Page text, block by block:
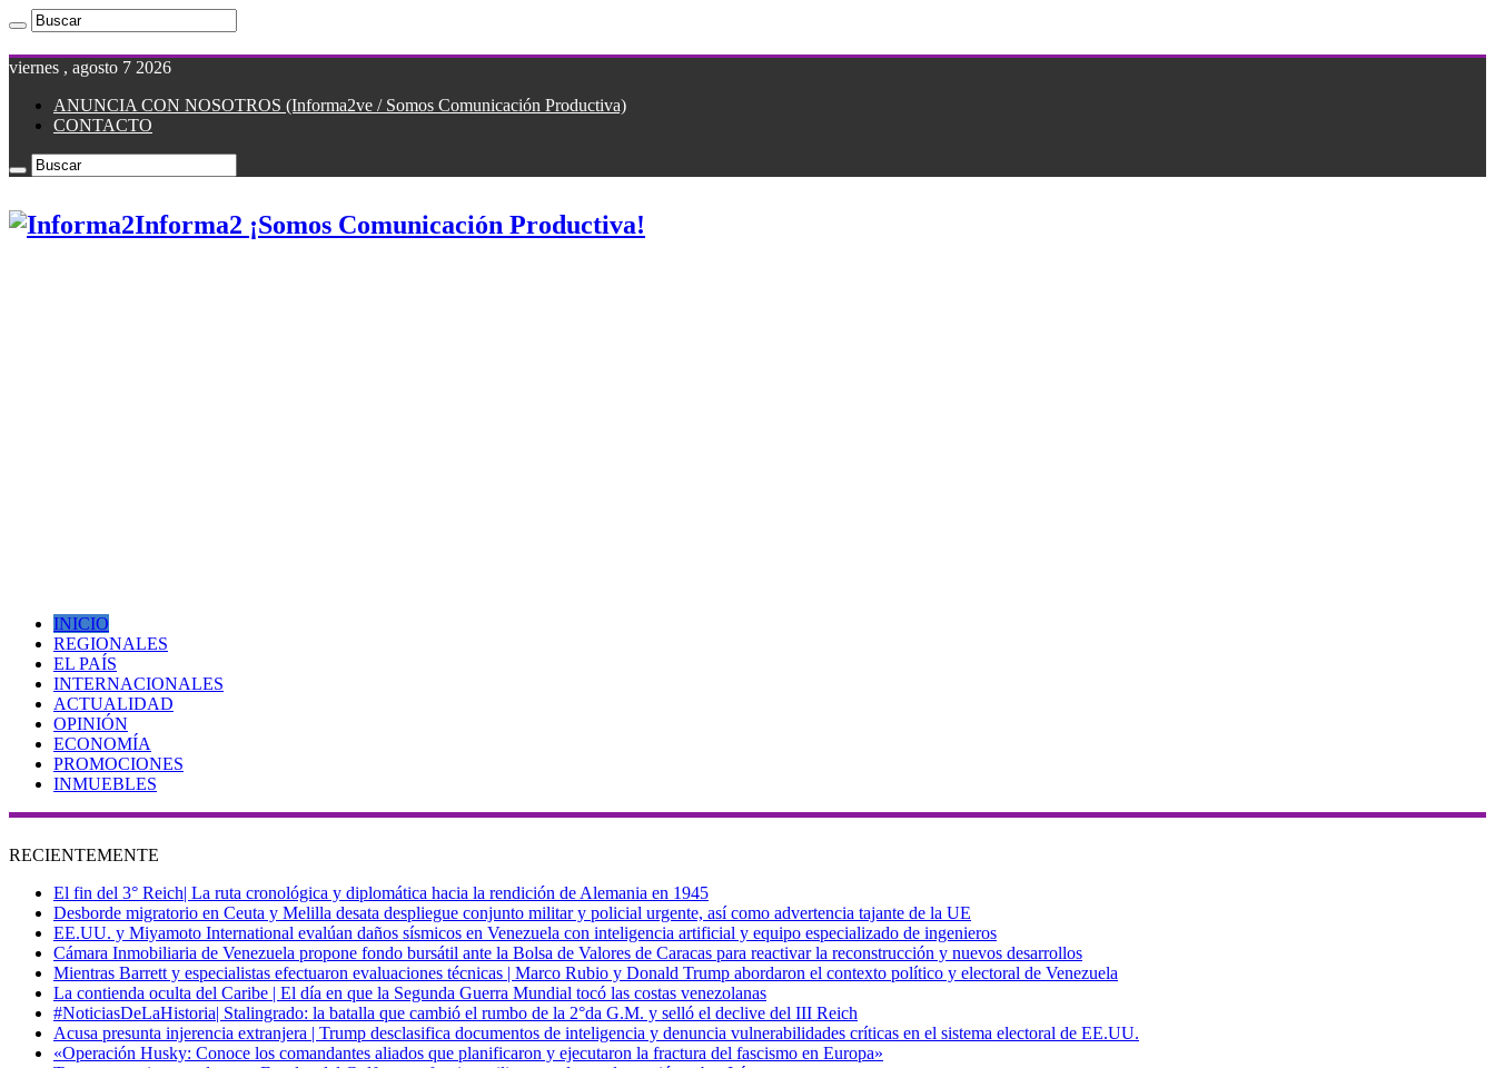
viernes , agosto 7 2026
ANUNCIA CON NOSOTROS (Informa2ve / Somos Comunicación Productiva)
CONTACTO
Informa2 ¡Somos Comunicación Productiva!
INICIO
REGIONALES
EL PAÍS
INTERNACIONALES
ACTUALIDAD
OPINIÓN
ECONOMÍA
PROMOCIONES
INMUEBLES
RECIENTEMENTE
El fin del 3° Reich| La ruta cronológica y diplomática hacia la rendición de Alemania en 1945
Desborde migratorio en Ceuta y Melilla desata despliegue conjunto militar y policial urgente, así como advertencia tajante de la UE
EE.UU. y Miyamoto International evalúan daños sísmicos en Venezuela con inteligencia artificial y equipo especializado de ingenieros
Cámara Inmobiliaria de Venezuela propone fondo bursátil ante la Bolsa de Valores de Caracas para reactivar la reconstrucción y nuevos desarrollos
Mientras Barrett y especialistas efectuaron evaluaciones técnicas | Marco Rubio y Donald Trump abordaron el contexto político y electoral de Venezuela
La contienda oculta del Caribe | El día en que la Segunda Guerra Mundial tocó las costas venezolanas
#NoticiasDeLaHistoria| Stalingrado: la batalla que cambió el rumbo de la 2°da G.M. y selló el declive del III Reich
Acusa presunta injerencia extranjera | Trump desclasifica documentos de inteligencia y denuncia vulnerabilidades críticas en el sistema electoral de EE.UU.
«Operación Husky: Conoce los comandantes aliados que planificaron y ejecutaron la fractura del fascismo en Europa»